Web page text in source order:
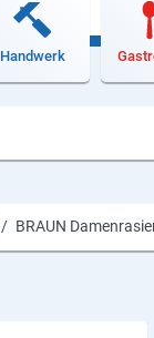
Handwerk
/ BRAUN